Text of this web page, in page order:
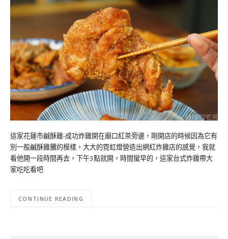
這家花蓮市鹹酥雞-成功炸雞開在廟口紅茶旁邊，剛開店的時候因為它有
別一般鹹酥雞攤的模樣，大大的霓虹燈營造出網紅炸雞店的感覺，我就
看他開一段時間再去，下午3點就開，時間蠻早的，這家台式炸雞帶大
家吃吃看吧
CONTINUE READING